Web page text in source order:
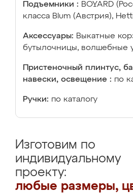
Подъемники : BOYARD
класса Blum (Австрия),
Аксессуары: Выкатные
бутылочницы, волшебные
Пристеночный плинтус,
навески, освещение : по
Ручки: по каталогу
Изготовим по
индивидуальному
проекту:
любые размеры,